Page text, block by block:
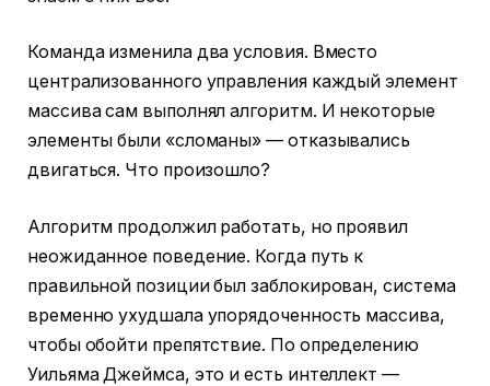
Команда изменила два условия. Вместо
централизованного управления каждый элемент
массива сам выполнял алгоритм. И некоторые
элементы были «сломаны» — отказывались
двигаться. Что произошло?
Алгоритм продолжил работать, но проявил
неожиданное поведение. Когда путь к
правильной позиции был заблокирован, система
временно ухудшала упорядоченность массива,
чтобы обойти препятствие. По определению
Уильяма Джеймса, это и есть интеллект —